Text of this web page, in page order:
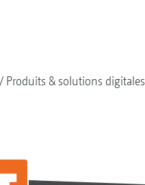
Produits & solutions digitales